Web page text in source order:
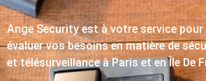
Ange Security est à votre service
évaluer vos besoins en matière de
et télésurveillance à Paris et en Île De